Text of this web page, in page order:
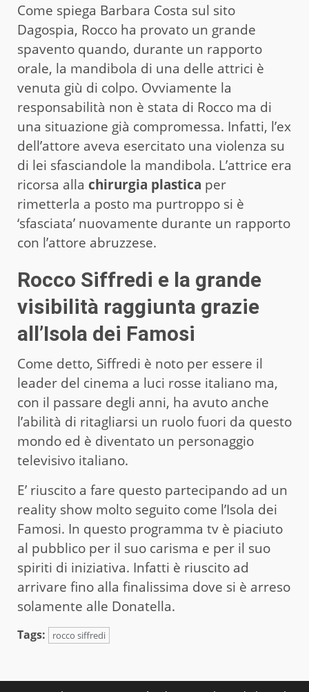
Come spiega Barbara Costa sul sito
Dagospia, Rocco ha provato un grande
spavento quando, durante un rapporto
orale, la mandibola di una delle attrici è
venuta giù di colpo. Ovviamente la
responsabilità non è stata di Rocco ma di
una situazione già compromessa. Infatti, l’ex
dell’attore aveva esercitato una violenza su
di lei sfasciandole la mandibola. L’attrice era
ricorsa alla chirurgia plastica per
rimetterla a posto ma purtroppo si è
‘sfasciata’ nuovamente durante un rapporto
con l’attore abruzzese.
Rocco Siffredi e la grande
visibilità raggiunta grazie
all’Isola dei Famosi
Come detto, Siffredi è noto per essere il
leader del cinema a luci rosse italiano ma,
con il passare degli anni, ha avuto anche
l’abilità di ritagliarsi un ruolo fuori da questo
mondo ed è diventato un personaggio
televisivo italiano.
E’ riuscito a fare questo partecipando ad un
reality show molto seguito come l’Isola dei
Famosi. In questo programma tv è piaciuto
al pubblico per il suo carisma e per il suo
spiriti di iniziativa. Infatti è riuscito ad
arrivare fino alla finalissima dove si è arreso
solamente alle Donatella.
Tags: rocco siffredi